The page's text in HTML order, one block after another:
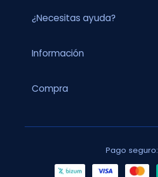
¿Necesitas ayuda?
Información
Compra
Pago seguro: